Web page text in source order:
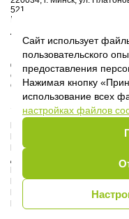
Сайт использует
пользовательского
предоставления
Нажимая кнопку
использование всех
настройках файлов
© 2017-2026, ООО
структуру компаний
сайта без письменного
521
Почтовый адрес: а/я 102,
Личный кабинет
Политика видеонаблюдения
Пользовательское
Договор присоединения
Руководство пользователя
Правила сообщества
Политика обработки cookie
Выбор настроек Cookie